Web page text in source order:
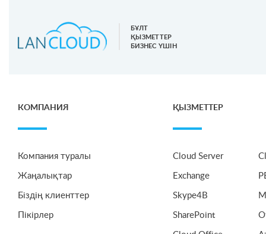
БҰЛТ
ҚЫЗМЕТТЕР
БИЗНЕС ҮШІН
КОМПАНИЯ
Компания туралы
Жаңалықтар
Біздің клиенттер
Пікірлер
ҚЫЗМЕТТЕР
Cloud Server
Exchange
Skype4B
SharePoint